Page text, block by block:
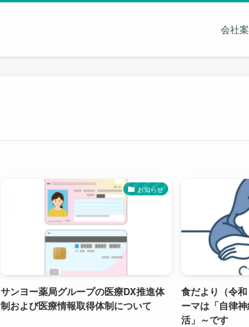
会社
お知らせ
サンヨー薬局グループの医療DX推進体
制および医療情報取得体制について
食だより（令
ーマは「自律
活」～です